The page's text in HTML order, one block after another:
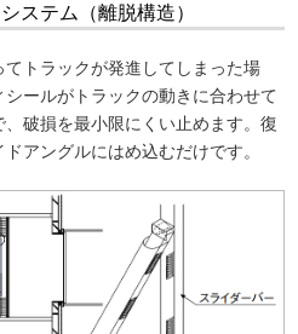
ステム（離脱構造）
トラックが発進してしまった場
ールがトラックの動きに合わせて
破損を最小限にくい止めます。復
アングルにはめ込むだけです。